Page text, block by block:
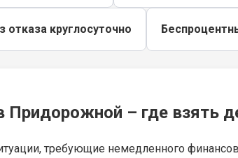
отказа круглосуточно
– где взять
требующие немедленного